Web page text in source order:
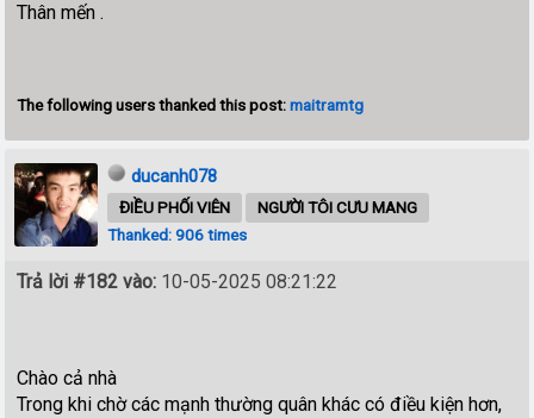
Thân mến .
The following users thanked this post:maitramtg
ducanh078
ĐIỀU PHỐI VIÊN
NGƯỜI TÔI CƯU MANG
Thanked: 906 times
Trả lời #182 vào: 10-05-2025 08:21:22
Chào cả nhà
Trong khi chờ các mạnh thường quân khác có điều kiện hơn,